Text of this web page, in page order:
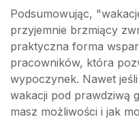
Podsumowując,
przyjemnie brzmiący
praktyczna forma
pracowników, która
wypoczynek. Nawet
wakacji pod prawdziwą
masz możliwości i jak